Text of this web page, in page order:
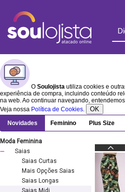
O Soulojista utiliza cookies e
experiência de compra, incluindo conteúdo
na web. Ao continuar navegando,
Veja nossa Política de Cookies. OK
Novidades Feminino Plus Size
Moda Feminina
Saias
Saias Curtas
Mais Opções Saias
Saias Longas
Saias Midi